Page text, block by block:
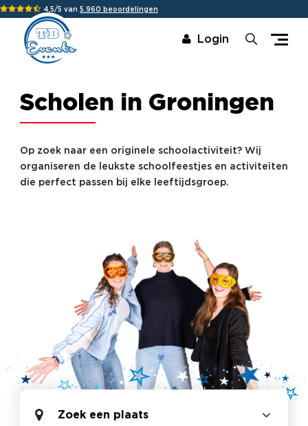
4,5/5 van 5.960 beoordelingen
Login
Scholen in Groningen
Op zoek naar een originele schoolactiviteit? Wij
organiseren de leukste schoolfeestjes en activiteiten
die perfect passen bij elke leeftijdsgroep.
Zoek een plaats